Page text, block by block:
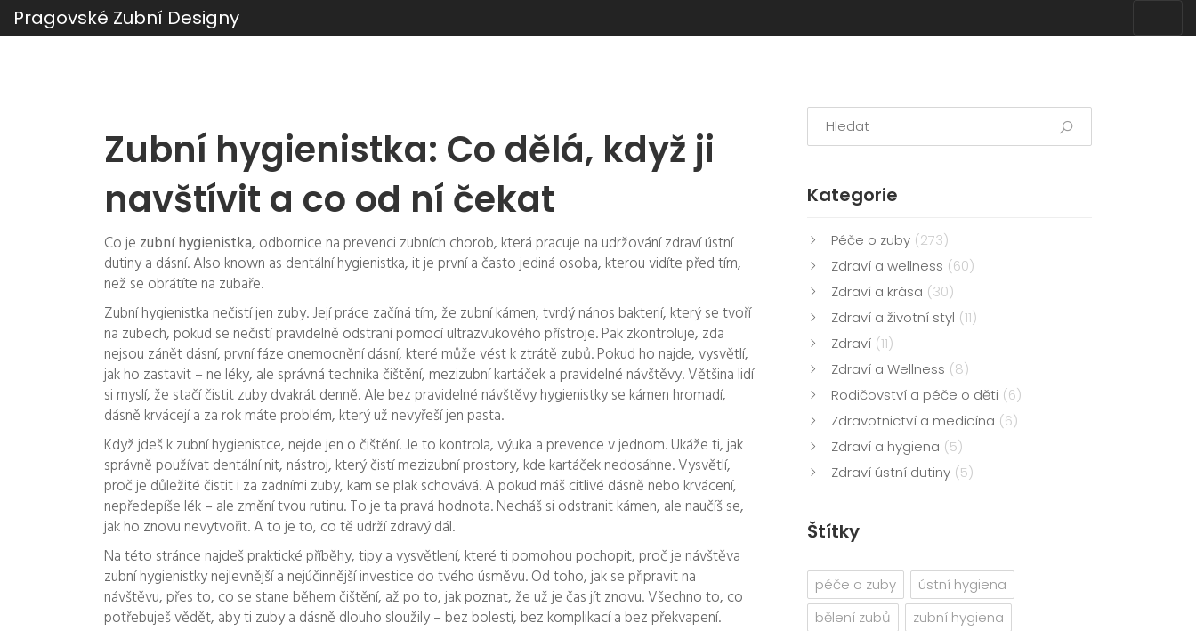
Pragovské Zubní Designy
Zubní hygienistka: Co dělá, když ji
navštívit a co od ní čekat
Co je zubní hygienistka, odbornice na prevenci zubních chorob, která pracuje na udržování zdraví ústní
dutiny a dásní. Also known as dentální hygienistka, itje první a často jediná osoba, kterou vidíte před tím,
než se obrátíte na zubaře.
Zubní hygienistka nečistí jen zuby. Její práce začíná tím, že zubní kámen,tvrdý nános bakterií, který se tvoří
na zubech, pokud se nečistí pravidelně odstraní pomocí ultrazvukového přístroje. Pak zkontroluje, zda
nejsou zánět dásní, první fáze onemocnění dásní, které může vést k ztrátě zubů. Pokud ho najde, vysvětlí,
jak ho zastavit – ne léky, ale správná technika čištění, mezizubní kartáček a pravidelné návštěvy. Většina lidí
si myslí, že stačí čistit zuby dvakrát denně. Ale bez pravidelné návštěvy hygienistky se kámen hromadí,
dásně krvácejí a za rok máte problém, který už nevyřeší jen pasta.
Když jdeš k zubní hygienistce, nejde jen o čištění. Je to kontrola, výuka a prevence v jednom. Ukáže ti, jak
správně používatdentální nit, nástroj, který čistí mezizubní prostory, kde kartáček nedosáhne. Vysvětlí,
proč je důležité čistit i za zadními zuby, kam se plak schovává. A pokud máš citlivé dásně nebo krvácení,
nepředepíše lék – ale změní tvou rutinu. To je ta pravá hodnota. Necháš si odstranit kámen, ale naučíš se,
jak ho znovu nevytvořit. A to je to, co tě udrží zdravý dál.
Na této stránce najdeš praktické příběhy, tipy a vysvětlení, které ti pomohou pochopit, proč je návštěva
zubní hygienistky nejlevnější a nejúčinnější investice do tvého úsměvu. Od toho, jak se připravit na
návštěvu, přes to, co se stane během čištění, až po to, jak poznat, že už je čas jít znovu. Všechno to, co
potřebuješ vědět, aby ti zuby a dásně dlouho sloužily – bez bolesti, bez komplikací a bez překvapení.
Kategorie
Péče o zuby (273)
Zdraví a wellness (60)
Zdraví a krása (30)
Zdraví a životní styl (11)
Zdraví (11)
Zdraví a Wellness (8)
Rodičovství a péče o děti (6)
Zdravotnictví a medicína (6)
Zdraví a hygiena (5)
Zdraví ústní dutiny (5)
Štítky
péče o zuby
ústní hygiena
bělení zubů
zubní hygiena